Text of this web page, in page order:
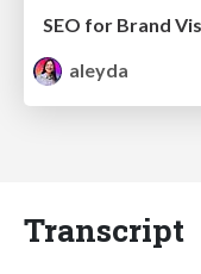
SEO for Brand
aleyda
Transcript